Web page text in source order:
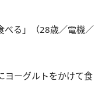
べる」（28歳／電機／
ヨーグルトをかけて食